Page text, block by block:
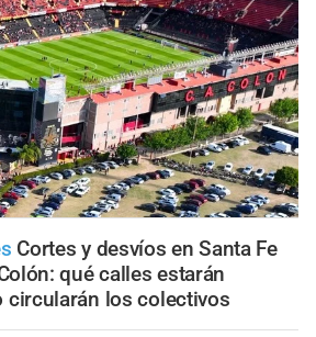
Cortes y desvíos en Santa Fe
qué calles estarán
circularán los colectivos